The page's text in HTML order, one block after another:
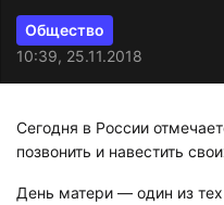
Общество
10:39, 25.11.2018
Сегодня в России
позвонить и навестить
День матери — один из